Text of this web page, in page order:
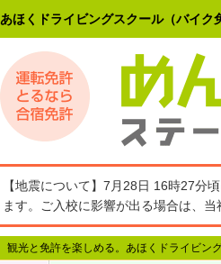
あほくドライビングスクール（バイク
【地震について】7月28日 16時27分
ます。ご入校に影響が出る場合は、
観光と免許を楽しめる。あほくドライビン